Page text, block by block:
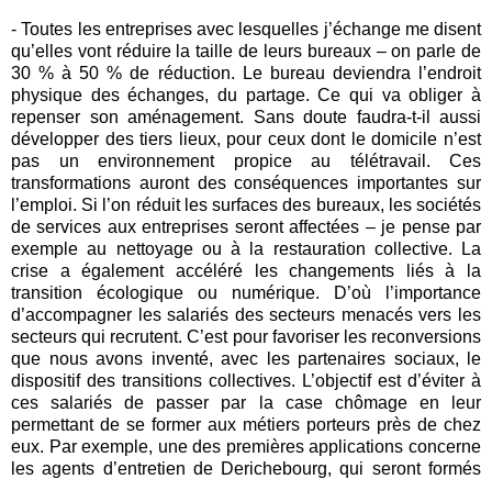
- Toutes les entreprises avec lesquelles j’échange me disent
qu’elles vont réduire la taille de leurs bureaux – on parle de
30 % à 50 % de réduction. Le bureau deviendra l’endroit
physique des échanges, du partage. Ce qui va obliger à
repenser son aménagement. Sans doute faudra-t-il aussi
développer des tiers lieux, pour ceux dont le domicile n’est
pas un environnement propice au télétravail. Ces
transformations auront des conséquences importantes sur
l’emploi. Si l’on réduit les surfaces des bureaux, les sociétés
de services aux entreprises seront affectées – je pense par
exemple au nettoyage ou à la restauration collective. La
crise a également accéléré les changements liés à la
transition écologique ou numérique. D’où l’importance
d’accompagner les salariés des secteurs menacés vers les
secteurs qui recrutent. C’est pour favoriser les reconversions
que nous avons inventé, avec les partenaires sociaux, le
dispositif des transitions collectives. L’objectif est d’éviter à
ces salariés de passer par la case chômage en leur
permettant de se former aux métiers porteurs près de chez
eux. Par exemple, une des premières applications concerne
les agents d’entretien de Derichebourg, qui seront formés